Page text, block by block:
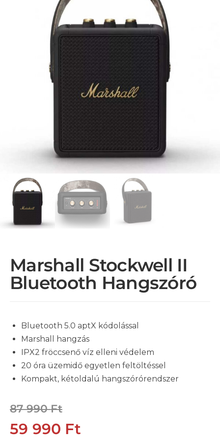
Marshall Stockwell II
Bluetooth Hangszóró
Bluetooth 5.0 aptX kódolással
Marshall hangzás
IPX2 fröccsenő víz elleni védelem
20 óra üzemidő egyetlen feltöltéssel
Kompakt, kétoldalú hangszórórendszer
87 990Ft
59 990 Ft